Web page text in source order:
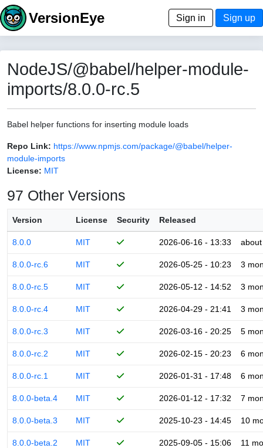
VersionEye Sign in Sign up
NodeJS/@babel/helper-module-
imports/8.0.0-rc.5
Babel helper functions for inserting module loads
Repo Link: https://www.npmjs.com/package/@babel/helper-
module-imports
License: MIT
97 Other Versions
Version License Security Released
8.0.0 MIT 2026-06-16 - 13:33
8.0.0-rc.6 MIT 2026-05-25 - 10:23 3
8.0.0-rc.5 MIT 2026-05-12 - 14:52 3
8.0.0-rc.4 MIT 2026-04-29 - 21:41 3
8.0.0-rc.3 MIT 2026-03-16 - 20:25 5
8.0.0-rc.2 MIT 2026-02-15 - 20:23 6
8.0.0-rc.1 MIT 2026-01-31 - 17:48 6
8.0.0-beta.4 MIT 2026-01-12 - 17:32 7
8.0.0-beta.3 MIT 2025-10-23 - 14:45 10
8.0.0-beta.2 MIT 2025-09-05 - 15:06 11